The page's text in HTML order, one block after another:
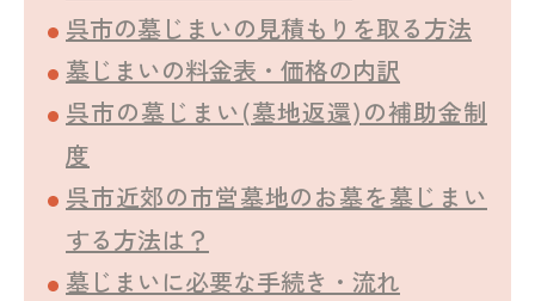
呉市の墓じまいの見積もりを取る方法
墓じまいの料金表・価格の内訳
呉市の墓じまい(墓地返還)の補助金制
度
呉市近郊の市営墓地のお墓を墓じまい
する方法は？
墓じまいに必要な手続き・流れ